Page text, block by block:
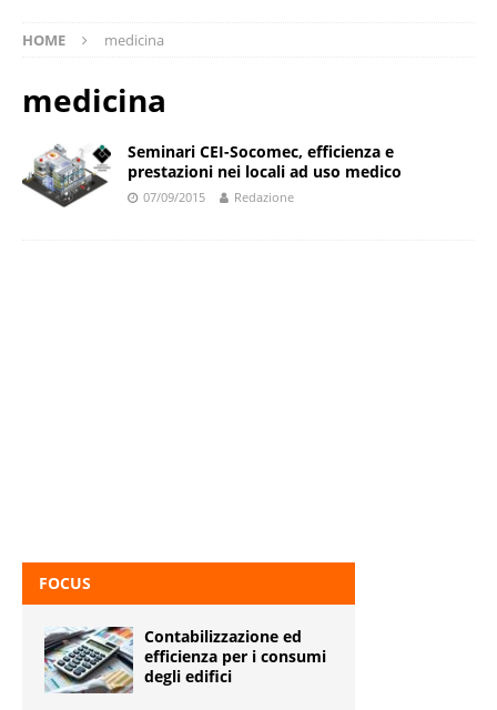
HOME medicina
medicina
Seminari CEI-Socomec, efficienza e
prestazioni nei locali ad uso medico
07/09/2015 Redazione
FOCUS
Contabilizzazione ed
efficienza per i consumi
degli edifici